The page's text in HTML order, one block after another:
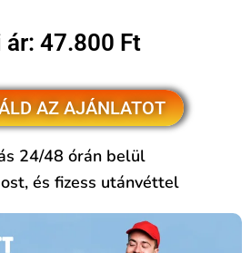
ár: 47.800 Ft
AZ AJÁNLATOT
24/48 órán belül
és fizess utánvéttel